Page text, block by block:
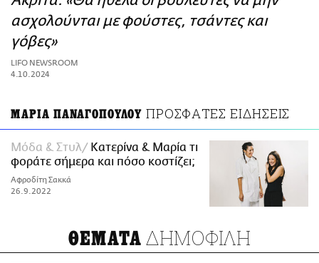
ΑΜΠΑ
PRINT
ασχολούνται με φούστες, τσάντες και
γόβες»
LIFO NEWSROOM
4.10.2024
ΜΑΡΙΑ ΠΑΝΑΓΟΠΟΥΛΟΥ ΠΡΟΣΦΑΤΕΣ ΕΙΔΗΣΕΙΣ
Μόδα & Στυλ
Κατερίνα & Μαρία τι
φοράτε σήμερα και πόσο κοστίζει;
Αφροδίτη Σακκά
26.9.2022
ΘΕΜΑΤΑ ΔΗΜΟΦΙΛΗ